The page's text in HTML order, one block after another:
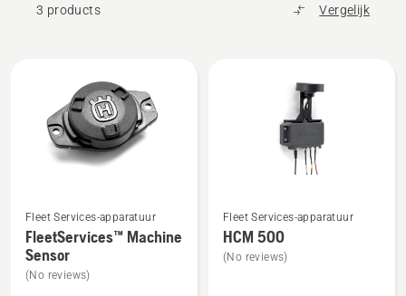
3 products Vergelijk
producten
meer
details
over
FleetServices™
Fleet Services-apparatuur
FleetServices™ Machine
Sensor
(No reviews)
meer
details
over
Fleet Services-apparatuur
HCM 500
(No reviews)